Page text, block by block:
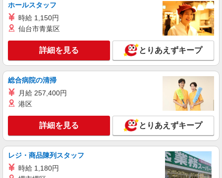
株式会社シエロ
【Y!mobile】人気機種に詳しくなれる携帯販
月給231500円〜256500円（経験・能力によ
る） ※上記金額に時間外手当/インセンティブが加
算・賞与あり・時間外手当あり（平均残業時間：
10h/月）・地域手当/職能手当あり・Workstyle支
援金（4000円/月）あり・実績によりインセンティ
ブあり ★交通費別途支給（規定あり） ゜+゜・。
○。・゜+゜・。○。・゜+゜ 入社祝い金10万円支
給(規定有) ゜・。○。・゜+゜・。○。・゜+゜
沖縄県島尻郡南風原町の家電量販店
キープ 詳細を見る
派遣社員
【docomo】人気機種に詳しくなれる携帯販売
時給1300円〜 ※残業代支給 ★交通費別途支給
（規定あり） ゜+゜・。○。・゜+゜・。○。・゜
+゜ 入社祝い金10万円支給(規定有) お友達を紹介
頂くと, インセンティブ支給(規定有) ★月2回払
い・週払い可能（規程有）★ ゜・。○。・゜
沖縄県島尻郡南風原町のdocomoショップ
ホールスタッフ
時給 1,150円
仙台市青葉区
詳細を見る とりあえずキープ
総合病院の清掃
月給 257,400円
港区
詳細を見る とりあえずキープ
レジ・商品陳列スタッフ
時給 1,180円